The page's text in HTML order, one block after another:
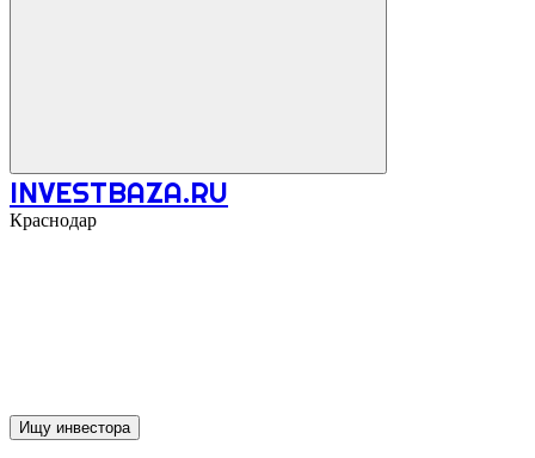
INVESTBAZA.RU
Краснодар
Ищу инвестора